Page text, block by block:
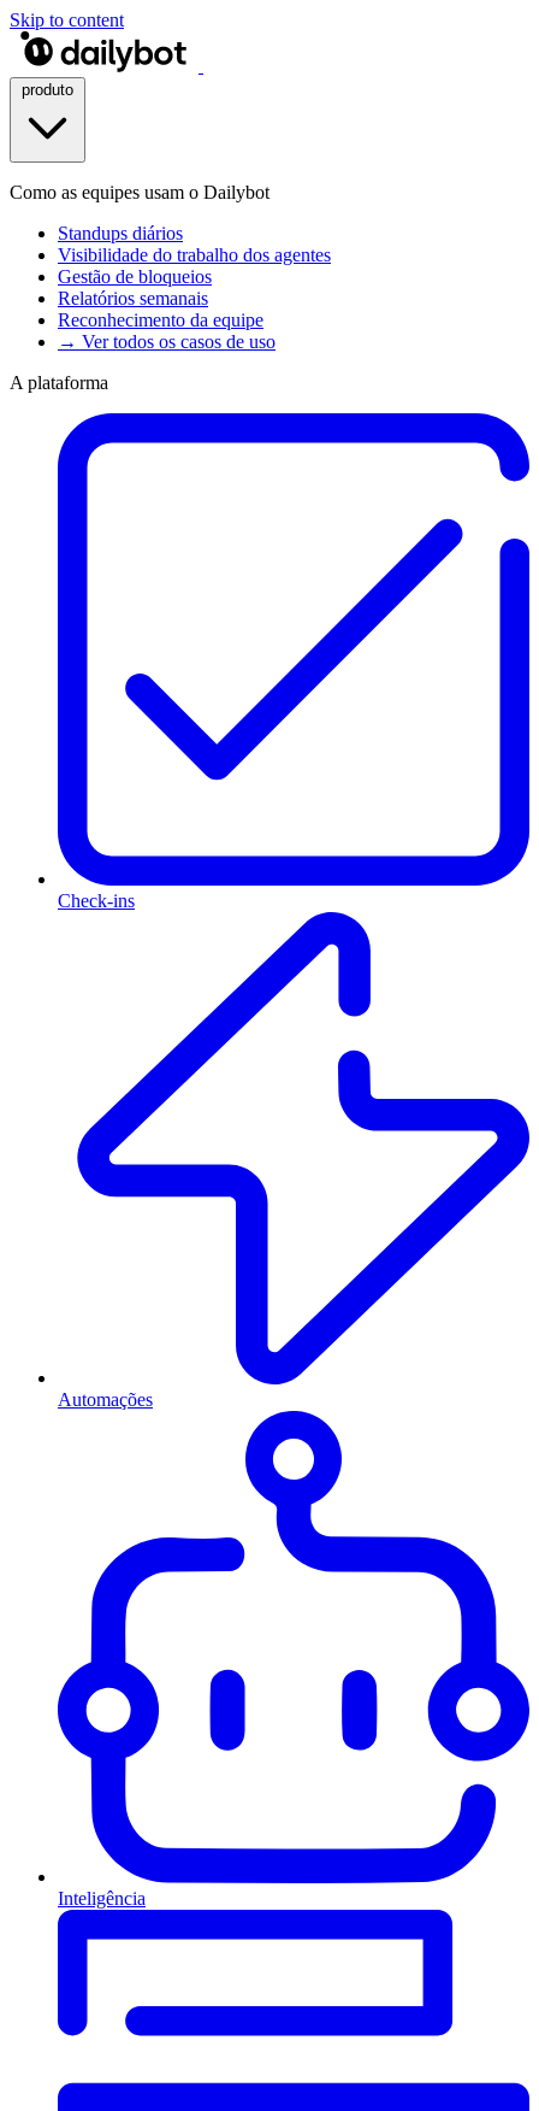
Skip to content
Como as equipes usam o Dailybot
Standups diários
Visibilidade do trabalho dos agentes
Gestão de bloqueios
Relatórios semanais
Reconhecimento da equipe
→ Ver todos os casos de uso
A plataforma
Check-ins
Automações
Inteligência